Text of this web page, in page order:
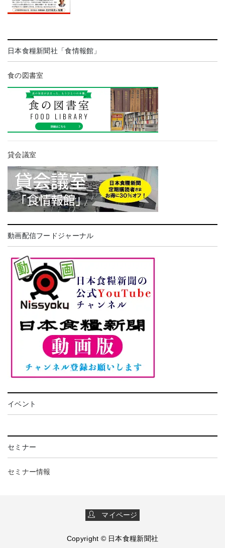
日本食糧新聞社「食情報館」
食の図書室
貸会議室
動画配信フードジャーナル
イベント
セミナー
セミナー情報
マイページ
Copyright © 日本食糧新聞社